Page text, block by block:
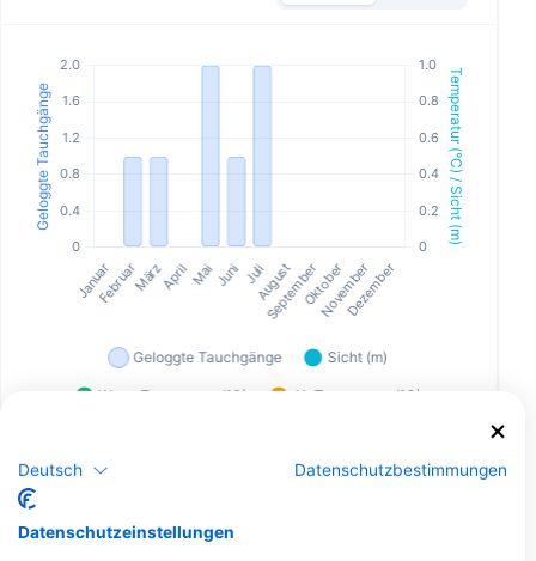
Dive Center, die diesen Tauchplatz
anbieten
Deutsch Datenschutzbestimmungen
Datenschutzeinstellungen